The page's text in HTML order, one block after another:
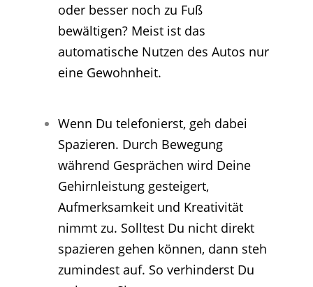
oder besser noch zu Fuß
bewältigen? Meist ist das
automatische Nutzen des Autos nur
eine Gewohnheit.
Wenn Du telefonierst, geh dabei
Spazieren. Durch Bewegung
während Gesprächen wird Deine
Gehirnleistung gesteigert,
Aufmerksamkeit und Kreativität
nimmt zu. Solltest Du nicht direkt
spazieren gehen können, dann steh
zumindest auf. So verhinderst Du